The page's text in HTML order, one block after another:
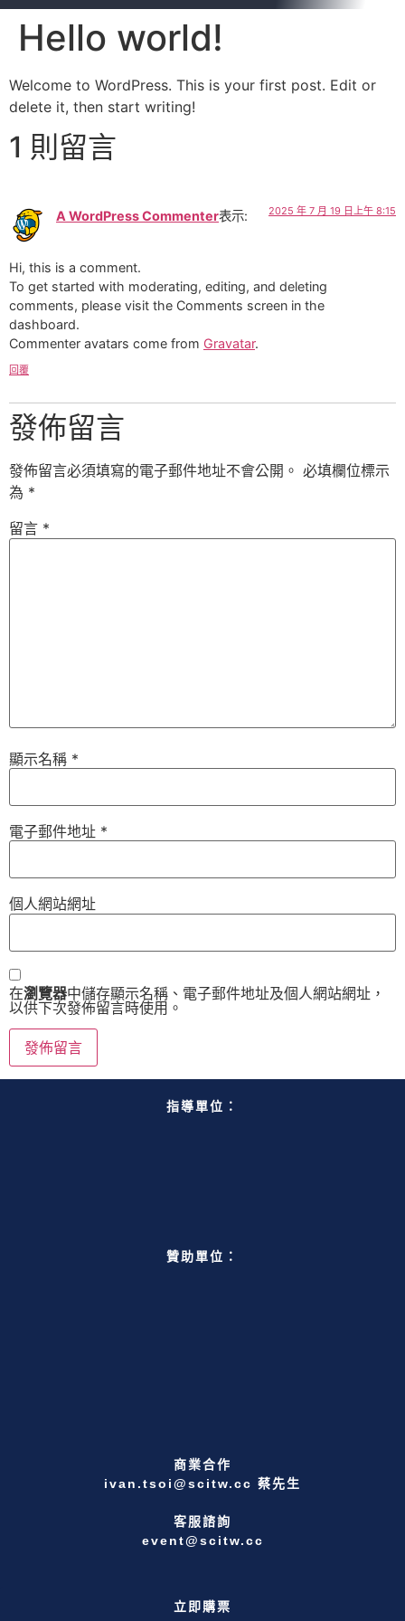
Hello world!
Welcome to WordPress. This is your first post. Edit or
delete it, then start writing!
1 則留言
A WordPress Commenter表示: 2025 年 7 月 19 日上午 8:15
Hi, this is a comment.
To get started with moderating, editing, and deleting
comments, please visit the Comments screen in the
dashboard.
Commenter avatars come from Gravatar.
回覆
發佈留言
發佈留言必須填寫的電子郵件地址不會公開。 必填欄位標示
為 *
留言 *
顯示名稱 *
電子郵件地址 *
個人網站網址
在瀏覽器中儲存顯示名稱、電子郵件地址及個人網站網址，
以供下次發佈留言時使用。
指導單位：
贊助單位：
商業合作
ivan.tsoi@scitw.cc 蔡先生
客服諮詢
event@scitw.cc
立即購票